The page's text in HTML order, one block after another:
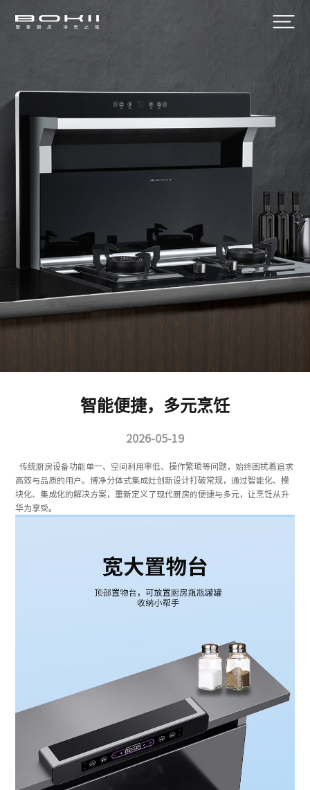
智能便捷，多元烹饪
2026-05-19
传统厨房设备功能单一、空间利用率低、操作繁琐等问题，始终困扰着追求
高效与品质的用户。博净分体式集成灶创新设计打破常规，通过智能化、模
块化、集成化的解决方案，重新定义了现代厨房的便捷与多元，让烹饪从升
华为享受。